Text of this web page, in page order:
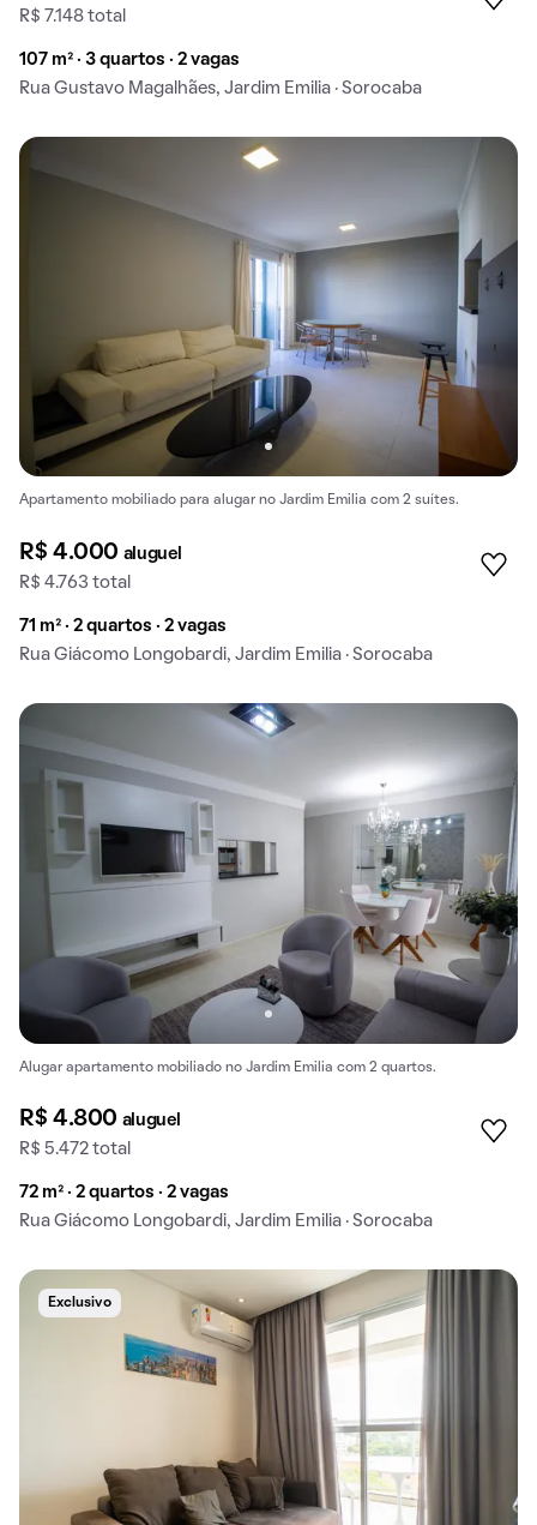
R$ 7.148 total
107 m² · 3 quartos · 2 vagas
Rua Gustavo Magalhães, Jardim Emilia · Sorocaba
Apartamento mobiliado para alugar no Jardim Emilia com 2 suítes.
R$ 4.000 aluguel
R$ 4.763 total
71 m² · 2 quartos · 2 vagas
Rua Giácomo Longobardi, Jardim Emilia · Sorocaba
Alugar apartamento mobiliado no Jardim Emilia com 2 quartos.
R$ 4.800 aluguel
R$ 5.472 total
72 m² · 2 quartos · 2 vagas
Rua Giácomo Longobardi, Jardim Emilia · Sorocaba
Exclusivo